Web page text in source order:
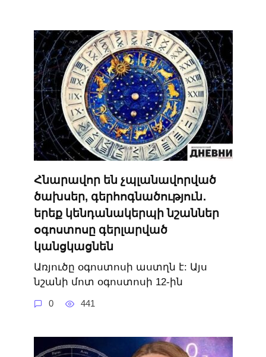
Հնարավոր են չպլանավորված
ծախսեր, գերհոգնածություն․
երեք կենդանակերպի նշաններ
օգոստոսը գերլարված
կանցկացնեն
Առյուծը օգոստոսի աստղն է: Այս
նշանի մոտ օգոստոսի 12-ին
0 441